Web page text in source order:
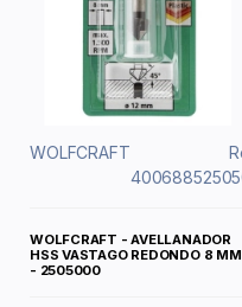
WOLFCRAFT
WOLFCRAFT - AVELLANADOR
HSS VASTAGO REDONDO 8 MM
- 2505000